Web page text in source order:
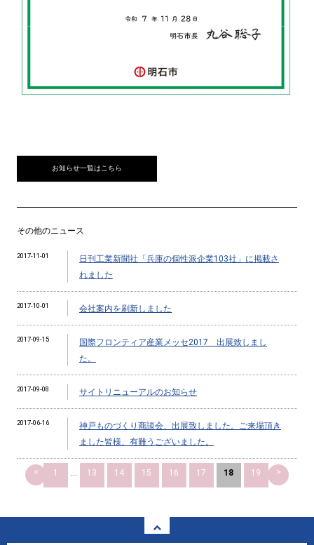
お知らせ一覧はこちら
その他のニュース
2017-11-01
日刊工業新聞社「兵庫の個性派企業103社」に掲載さ
れました
2017-10-01 会社案内を刷新しました
2017-09-15
国際フロンティア産業メッセ2017 出展致しまし
た。
2017-09-08 サイトリニューアルのお知らせ
2017-06-16
神戸ものづくり商談会、出展致しました。ご来場頂き
ました皆様、有難うございました。
< 1 13 14 15 16 17 18 19 >